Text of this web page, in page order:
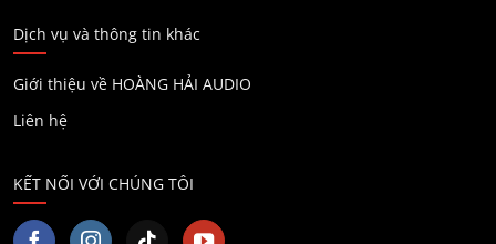
Dịch vụ và thông tin khác
Giới thiệu về HOÀNG HẢI AUDIO
Liên hệ
KẾT NỐI VỚI CHÚNG TÔI